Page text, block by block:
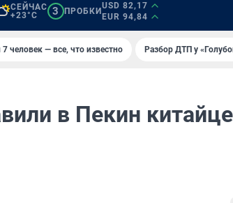
СЕЙЧАС
+23°C
3 ПРОБКИ
USD 82,17
EUR 94,84
человек — все, что известно Разбор ДТП у
в Пекин